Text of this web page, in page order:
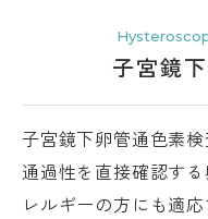
子宮鏡
子宮鏡下卵管通色素
通過性を直接確認す
レルギーの方にも適応